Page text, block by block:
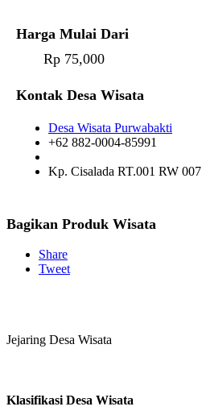
Harga Mulai Dari
Rp 75,000
Kontak Desa Wisata
Desa Wisata Purwabakti
+62 882-0004-85991
Kp. Cisalada RT.001 RW 007
Bagikan Produk Wisata
Share
Tweet
Jejaring Desa Wisata
Klasifikasi Desa Wisata